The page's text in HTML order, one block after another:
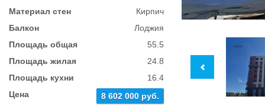
Материал стен
Кирпич
Балкон
Лоджия
Площадь общая
55.5
Площадь жилая
24.8
Площадь кухни
16.4
Цена
8 602 000 руб.